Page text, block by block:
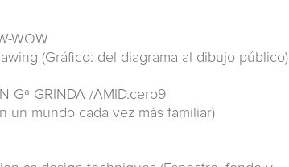
WOW
(Gráfico: del diagrama al dibujo público)
Gª GRINDA /AMID.cero9
un mundo cada vez más familiar)